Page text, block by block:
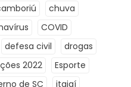
chuva
COVID
defesa civil
drogas
2022
Esporte
de SC
itajaí